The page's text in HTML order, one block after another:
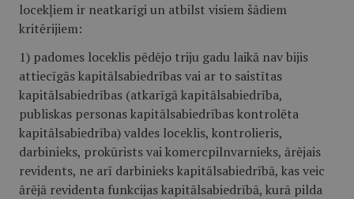
locekļiem ir neatkarīgi un atbilst visiem šādiem
kritērijiem:
1) padomes loceklis pēdējo triju gadu laikā nav bijis
attiecīgās kapitālsabiedrības vai ar to saistītas
kapitālsabiedrības (atkarīgā kapitālsabiedrība,
publiskas personas kapitālsabiedrības kontrolēta
kapitālsabiedrība) valdes loceklis, kontrolieris,
darbinieks, prokūrists vai komercpilnvarnieks, ārējais
revidents, ne arī darbinieks kapitālsabiedrībā, kas veic
ārējā revidenta funkcijas kapitālsabiedrībā, kurā pilda